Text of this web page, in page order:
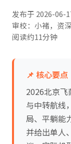
发布于 2026-06-
审校：小褚，资
阅读约11分钟
📌 核心要点
2026北京
与中转航线
局、平躺能
并给出单人